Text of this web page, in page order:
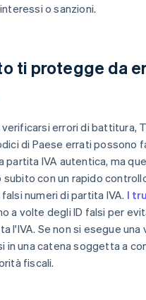
o sanzioni.
ti protegge da
errori di battitura,
di Paese errati possono
partita IVA autentica, ma
con un rapido
numeri di partita IVA. I
a volte degli ID falsi per
l'IVA. Se non si esegue una
in una catena soggetta a
fiscali.